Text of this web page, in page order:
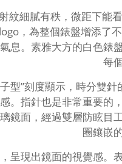
紋細膩有秩，微距下能
，為整個錶盤增添了
息。素雅大方的白色錶
每
型”刻度顯示，時分雙
。指針也是非常重要的
鏡面，經過雙層防眩目
圈鑲嵌
呈現出鏡面的視覺感。